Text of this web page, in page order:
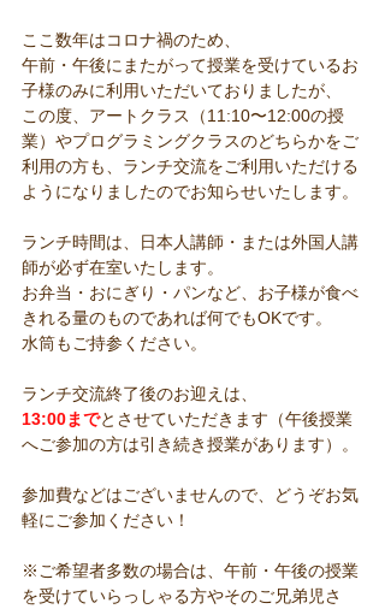
ここ数年はコロナ禍のため、
午前・午後にまたがって授業を受けているお
子様のみに利用いただいておりましたが、
この度、アートクラス（11:10〜12:00の授
業）やプログラミングクラスのどちらかをご
利用の方も、ランチ交流をご利用いただける
ようになりましたのでお知らせいたします。
ランチ時間は、日本人講師・または外国人講
師が必ず在室いたします。
お弁当・おにぎり・パンなど、お子様が食べ
きれる量のものであれば何でもOKです。
水筒もご持参ください。
ランチ交流終了後のお迎えは、
13:00までとさせていただきます（午後授業
へご参加の方は引き続き授業があります）。
参加費などはございませんので、どうぞお気
軽にご参加ください！
※ご希望者多数の場合は、午前・午後の授業
を受けていらっしゃる方やそのご兄弟児さ